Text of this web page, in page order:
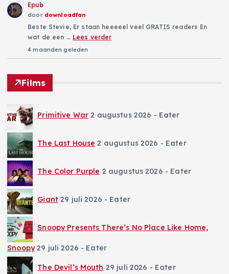
Epub
door downloadfan
Beste Stevie, Er staan heeeeel veel GRATIS readers En
wat de een … Lees verder
4 maanden geleden
Films
Primitive War 2 augustus 2026 - Eater
The Last House 2 augustus 2026 - Eater
The Color Purple 2 augustus 2026 - Eater
Giant 29 juli 2026 - Eater
Snoopy Presents There’s No Place Like Home,
Snoopy 29 juli 2026 - Eater
The Devil’s Mouth 29 juli 2026 - Eater